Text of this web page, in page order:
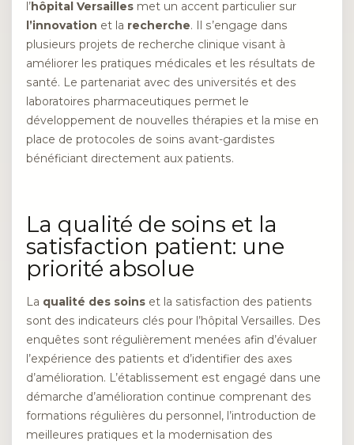
l’hôpital Versailles met un accent particulier sur
l’innovation et la recherche. Il s’engage dans
plusieurs projets de recherche clinique visant à
améliorer les pratiques médicales et les résultats de
santé. Le partenariat avec des universités et des
laboratoires pharmaceutiques permet le
développement de nouvelles thérapies et la mise en
place de protocoles de soins avant-gardistes
bénéficiant directement aux patients.
La qualité de soins et la
satisfaction patient: une
priorité absolue
La qualité des soins et la satisfaction des patients
sont des indicateurs clés pour l’hôpital Versailles. Des
enquêtes sont régulièrement menées afin d’évaluer
l’expérience des patients et d’identifier des axes
d’amélioration. L’établissement est engagé dans une
démarche d’amélioration continue comprenant des
formations régulières du personnel, l’introduction de
meilleures pratiques et la modernisation des